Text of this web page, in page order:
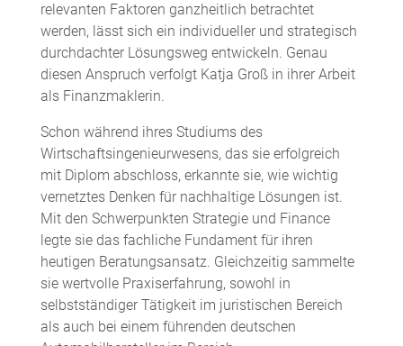
relevanten Faktoren ganzheitlich betrachtet
werden, lässt sich ein individueller und strategisch
durchdachter Lösungsweg entwickeln. Genau
diesen Anspruch verfolgt Katja Groß in ihrer Arbeit
als Finanzmaklerin.
Schon während ihres Studiums des
Wirtschaftsingenieurwesens, das sie erfolgreich
mit Diplom abschloss, erkannte sie, wie wichtig
vernetztes Denken für nachhaltige Lösungen ist.
Mit den Schwerpunkten Strategie und Finance
legte sie das fachliche Fundament für ihren
heutigen Beratungsansatz. Gleichzeitig sammelte
sie wertvolle Praxiserfahrung, sowohl in
selbstständiger Tätigkeit im juristischen Bereich
als auch bei einem führenden deutschen